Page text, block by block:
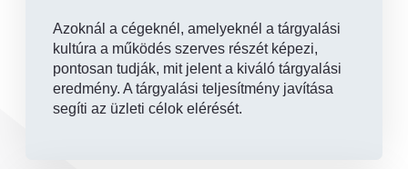
Azoknál a cégeknél, amelyeknél a tárgyalási
kultúra a működés szerves részét képezi,
pontosan tudják, mit jelent a kiváló tárgyalási
eredmény. A tárgyalási teljesítmény javítása
segíti az üzleti célok elérését.